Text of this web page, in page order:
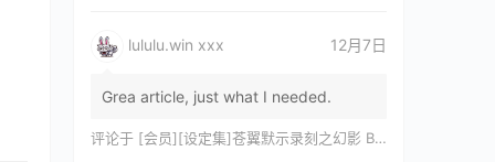
lululu.win xxx 12月7日
Grea article, just what I needed.
评论于 [会员][设定集]苍翼默示录刻之幻影 BLAZBLUE CHRONOPHANTASMA 公式設定資料集II